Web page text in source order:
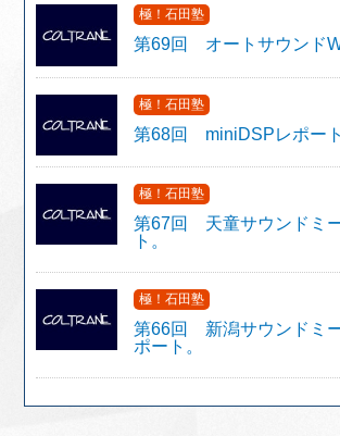
極！石田塾
第69回 オートサウンド
極！石田塾
第68回 miniDSPレポート
極！石田塾
第67回 天童サウンドミ
ト。
極！石田塾
第66回 新潟サウンドミ
ポート。